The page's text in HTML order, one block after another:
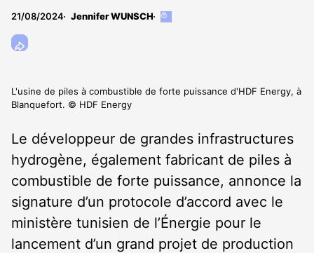
21/08/2024 Jennifer WUNSCH
Cet
L'usine de piles à combustible de forte puissance d'HDF Energy, à
Blanquefort. © HDF Energy
Le développeur de grandes infrastructures
hydrogène, également fabricant de piles à
combustible de forte puissance, annonce la
signature d’un protocole d’accord avec le
ministère tunisien de l’Énergie pour le
lancement d’un grand projet de production